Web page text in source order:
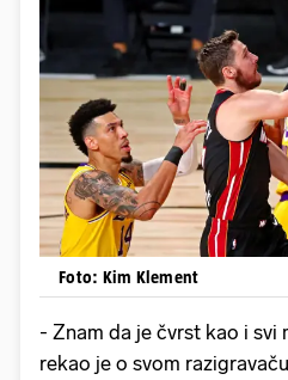
Foto: Kim Klement
- Znam da je čvrst kao i svi
rekao je o svom